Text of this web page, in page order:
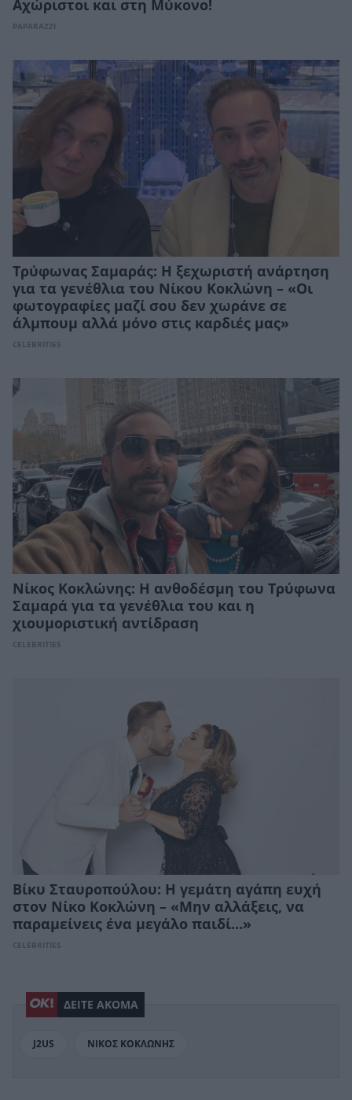
Αχώριστοι και στη Μύκονο!
PAPARAZZI
Τρύφωνας Σαμαράς: Η ξεχωριστή ανάρτηση
για τα γενέθλια του Νίκου Κοκλώνη – «Οι
φωτογραφίες μαζί σου δεν χωράνε σε
άλμπουμ αλλά μόνο στις καρδιές μας»
CELEBRITIES
Νίκος Κοκλώνης: Η ανθοδέσμη του Τρύφωνα
Σαμαρά για τα γενέθλια του και η
χιουμοριστική αντίδραση
CELEBRITIES
Βίκυ Σταυροπούλου: Η γεμάτη αγάπη ευχή
στον Νίκο Κοκλώνη – «Μην αλλάξεις, να
παραμείνεις ένα μεγάλο παιδί…»
CELEBRITIES
ΔΕΙΤΕ ΑΚΟΜΑ
J2US ΝΙΚΟΣ ΚΟΚΛΩΝΗΣ